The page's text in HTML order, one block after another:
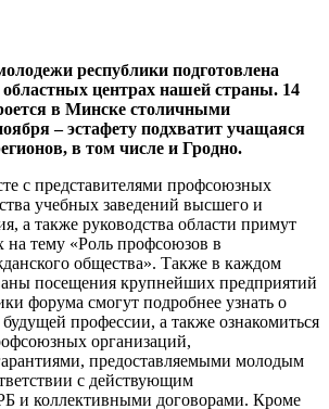
республики подготовлена
центрах нашей страны. 14
в Минске столичными
– эстафету подхватит учащаяся
в том числе и Гродно.
с представителями профсоюзных
учебных заведений высшего и
а также руководства области примут
на тему «Роль профсоюзов в
общества». Также в каждом
посещения крупнейших предприятий
форума смогут подробнее узнать о
профессии, а также ознакомиться
организаций,
предоставляемыми молодым
с действующим
и коллективными договорами. Кроме